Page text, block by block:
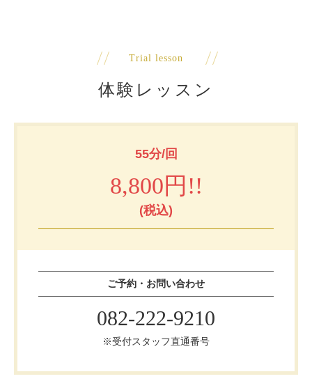
Trial lesson
体験レッスン
55分/回
8,800円!!
(税込)
ご予約・お問い合わせ
082-222-9210
※受付スタッフ直通番号